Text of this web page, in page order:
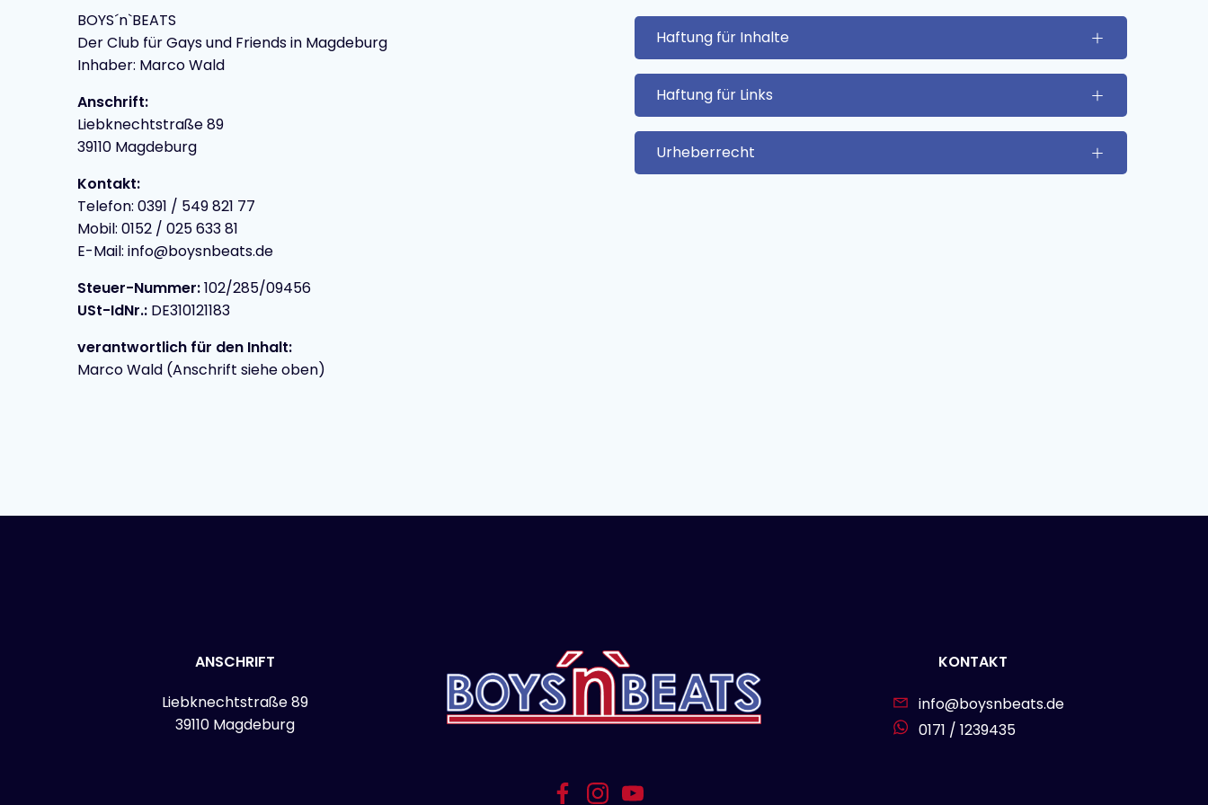
BOYS´n`BEATS
Der Club für Gays und Friends in Magdeburg
Inhaber: Marco Wald
Anschrift:
Liebknechtstraße 89
39110 Magdeburg
Kontakt:
Telefon: 0391 / 549 821 77
Mobil: 0152 / 025 633 81
E-Mail: info@boysnbeats.de
Steuer-Nummer:102/285/09456
USt-IdNr.: DE310121183
verantwortlich für den Inhalt:
Marco Wald (Anschrift siehe oben)
Haftung für Inhalte
Haftung für Links
Urheberrecht
ANSCHRIFT
Liebknechtstraße 89
39110 Magdeburg
KONTAKT
info@boysnbeats.de
0171 / 1239435